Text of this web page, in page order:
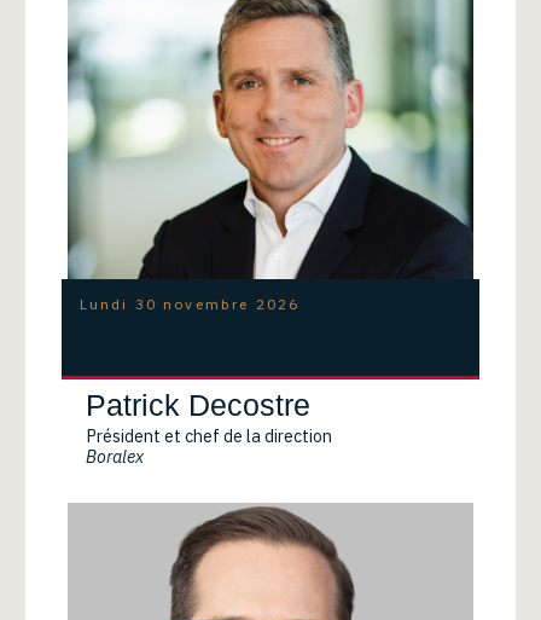
Lundi 30 novembre 2026
Patrick Decostre
Président et chef de la direction
Boralex